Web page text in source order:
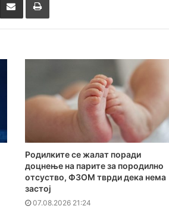
Родилките се жалат поради
доцнење на парите за породилно
отсуство, ФЗОМ тврди дека нема
застој
07.08.2026 21:24